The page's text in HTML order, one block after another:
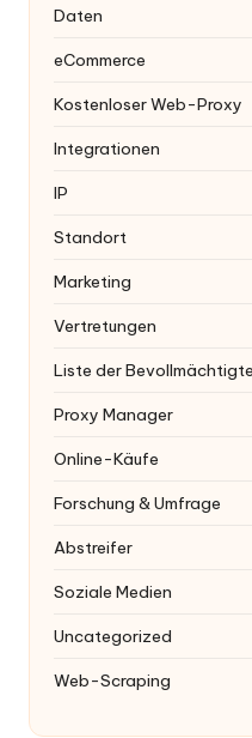
Daten
eCommerce
Kostenloser Web-Proxy
Integrationen
IP
Standort
Marketing
Vertretungen
Liste der
Proxy Manager
Online-Käufe
Forschung & Umfrage
Abstreifer
Soziale Medien
Uncategorized
Web-Scraping